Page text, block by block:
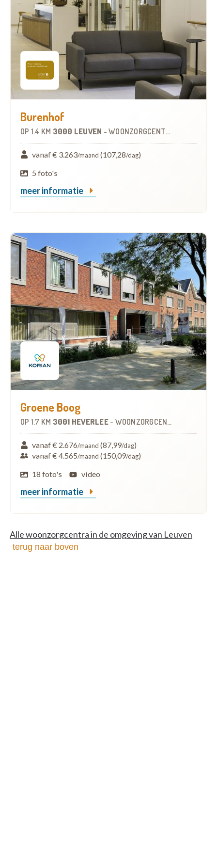
Burenhof
OP 1.4 KM 3000 LEUVEN - WOONZORGCENTRUM (WZC)
vanaf € 3.263/maand (107,28/dag)
5 foto's
meer informatie
Groene Boog
OP 1.7 KM 3001 HEVERLEE - WOONZORGCENTRUM (WZC)
vanaf € 2.676/maand (87,99/dag)
vanaf € 4.565/maand (150,09/dag)
18 foto's
video
meer informatie
Alle woonzorgcentra in de omgeving van Leuven
terug naar boven